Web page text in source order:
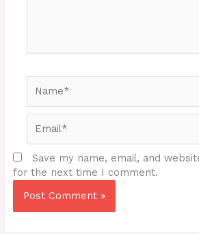
Save my name, email, and
for the next time I comment.